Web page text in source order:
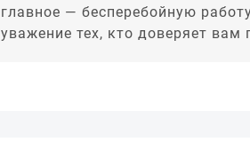
главное — бесперебойную
уважение тех, кто доверяет вам